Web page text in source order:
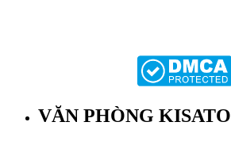
VĂN PHÒNG KISATO